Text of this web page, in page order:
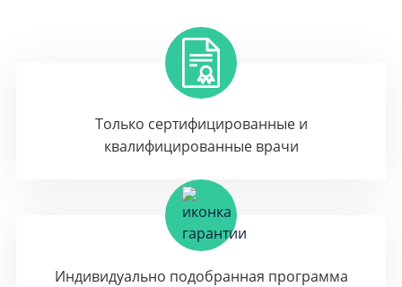
Только сертифицированные и
квалифицированные врачи
Индивидуально подобранная программа